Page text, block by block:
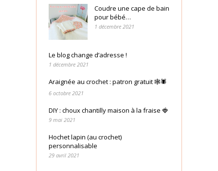
Coudre une cape de bain
pour bébé…
1 décembre 2021
Le blog change d’adresse !
1 décembre 2021
Araignée au crochet : patron gratuit 🕸🕷
6 octobre 2021
DIY : choux chantilly maison à la fraise 🍓
9 mai 2021
Hochet lapin (au crochet)
personnalisable
29 avril 2021